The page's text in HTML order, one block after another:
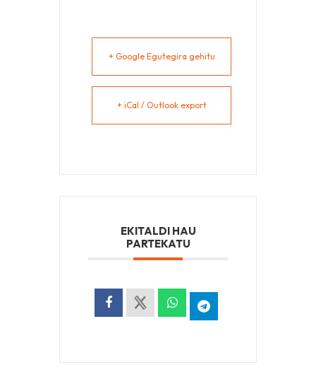
+ Google Egutegira gehitu
+ iCal / Outlook export
EKITALDI HAU
PARTEKATU